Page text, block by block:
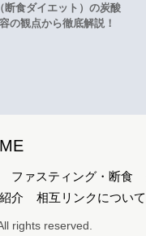
断食ダイエット）の炭酸
の観点から徹底解説！
ファスティング・断食
介 相互リンクについて
rights reserved.